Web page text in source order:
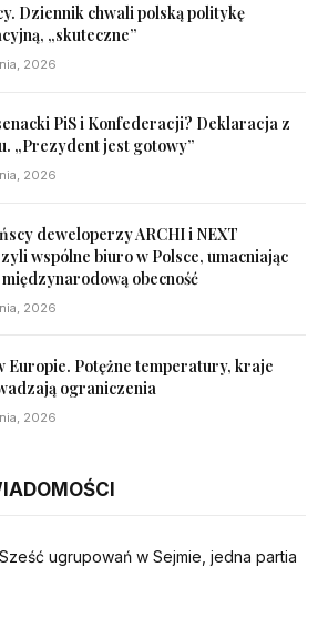
Dziennik chwali polską politykę
„skuteczne”
2026
PiS i Konfederacji? Deklaracja z
„Prezydent jest gotowy”
2026
deweloperzy ARCHI i NEXT
wspólne biuro w Polsce, umacniając
międzynarodową obecność
2026
Europie. Potężne temperatury, kraje
ograniczenia
2026